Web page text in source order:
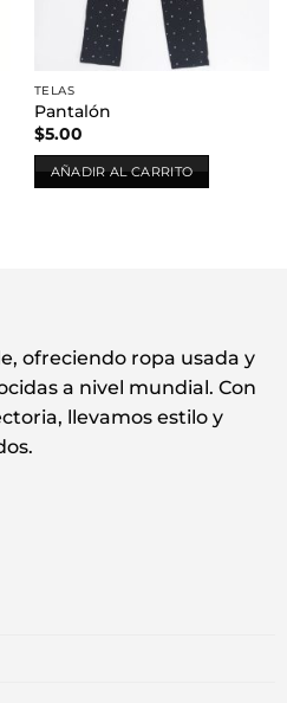
TELAS
Pantalón
$5.00
AÑADIR AL CARRITO
ofreciendo ropa usada y
a nivel mundial. Con
llevamos estilo y